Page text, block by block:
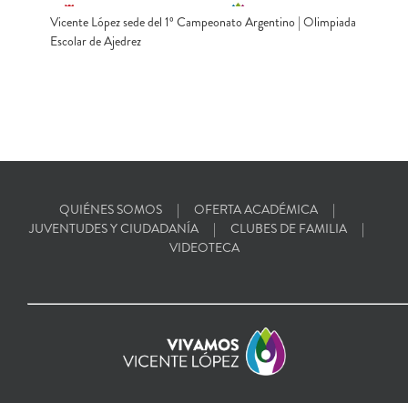
Vicente López sede del 1º Campeonato Argentino | Olimpiada
Escolar de Ajedrez
QUIÉNES SOMOS
OFERTA ACADÉMICA
JUVENTUDES Y CIUDADANÍA
CLUBES DE FAMILIA
VIDEOTECA